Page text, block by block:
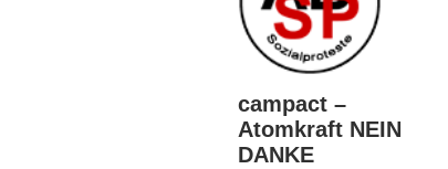
campact –
Atomkraft NEIN
DANKE